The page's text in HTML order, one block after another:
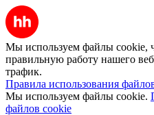
Мы используем файлы cookie,
правильную работу нашего
трафик.
Правила использования
Мы используем файлы cookie.
файлов cookie